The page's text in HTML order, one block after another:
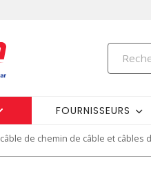
FOURNISSEURS
câble de chemin de câble et câbles